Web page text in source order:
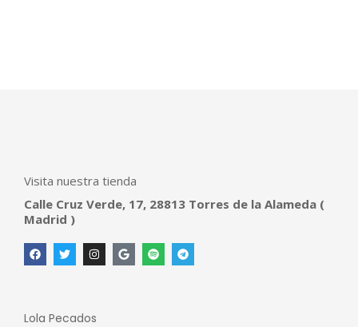
Visita nuestra tienda
Calle Cruz Verde, 17, 28813 Torres de la Alameda (
Madrid )
Lola Pecados